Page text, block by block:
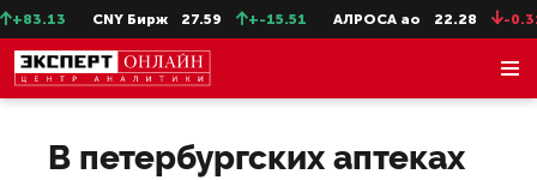
CNY Бирж 27.59 +-15.51 АЛРОСА ао 22.28 -0.31
В петербургских аптеках